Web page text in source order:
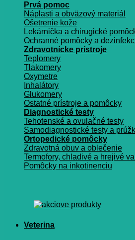
Prvá pomoc
Náplasti a obväzový materiál
Ošetrenie kože
Lekárnička a chirugické
Ochranné pomôcky a
Zdravotnícke prístroje
Teplomery
Tlakomery
Oxymetre
Inhalátory
Glukomery
Ostatné prístroje a pomôcky
Diagnostické testy
Tehotenské a ovulačné testy
Samodiagnostické testy a
Ortopedické pomôcky
Zdravotná obuv a oblečenie
Termofory, chladivé a hrejivé
Pomôcky na inkotinenciu
Veterina